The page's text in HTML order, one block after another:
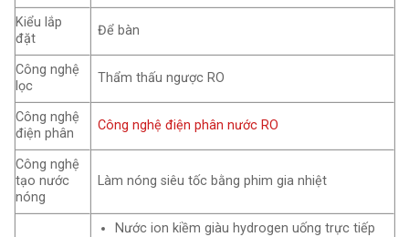
Kiểu lắp
đặt
Để bàn
Công nghệ
lọc
Thẩm thấu ngược RO
Công nghệ
điện phân
Công nghệ điện phân nước RO
Công nghệ
tạo nước
nóng
Làm nóng siêu tốc bằng phim gia nhiệt
Nước ion kiềm giàu hydrogen uống trực tiếp